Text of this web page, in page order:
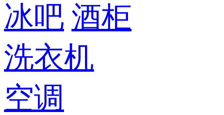
冰吧 酒柜
洗衣机
空调